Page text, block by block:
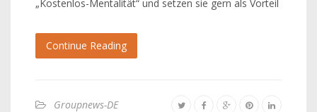
„Kostenlos-Mentalität“ und setzen sie gern als Vorteil
Continue Reading
Groupnews-DE